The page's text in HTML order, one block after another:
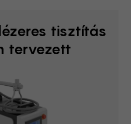
tisztítás
tervezett